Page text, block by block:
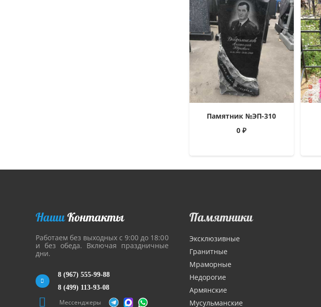
Памятник №ЭП-310
0₽
НашиКонтакты
Работаем без выходных с 9:00 до 18:00
и без обеда. Включая праздничные
дни.
8 (967) 555-99-88
8 (499) 113-93-08
Мессенджеры
Памятники
Эксклюзивные
Гранитные
Мраморные
Недорогие
Армянские
Мусульманские